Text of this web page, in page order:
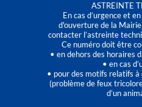
ASTREINTE
En cas d’urgence et
d'ouverture de la
contacter l’astreinte
Ce numéro doit être
• en dehors des horaires
• en cas
• pour des motifs relatifs à
(problème de feux
d’un